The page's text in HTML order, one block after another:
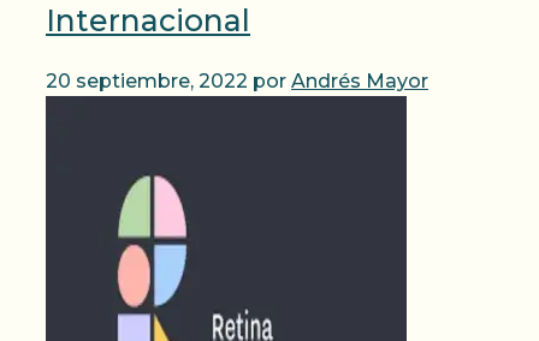
Internacional
20 septiembre, 2022 por Andrés Mayor